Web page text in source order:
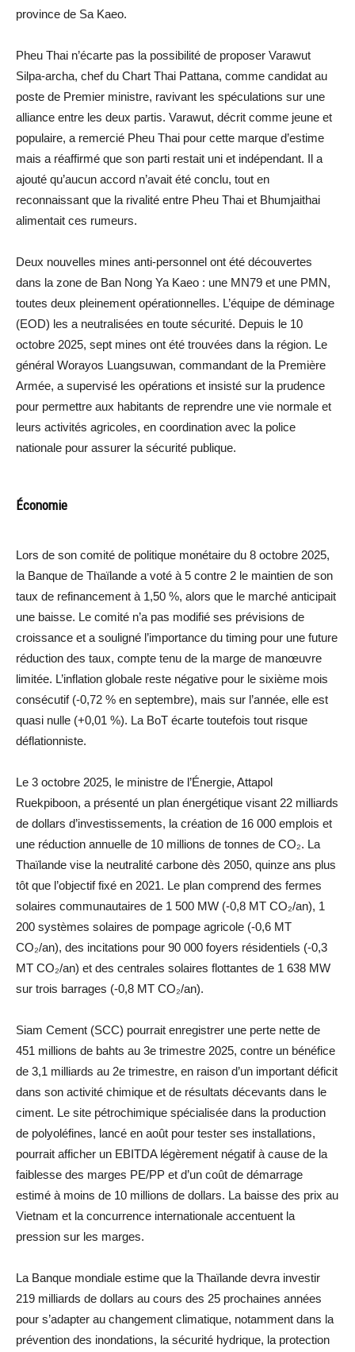
province de Sa Kaeo.
Pheu Thai n’écarte pas la possibilité de proposer Varawut
Silpa-archa, chef du Chart Thai Pattana, comme candidat au
poste de Premier ministre, ravivant les spéculations sur une
alliance entre les deux partis. Varawut, décrit comme jeune et
populaire, a remercié Pheu Thai pour cette marque d’estime
mais a réaffirmé que son parti restait uni et indépendant. Il a
ajouté qu’aucun accord n’avait été conclu, tout en
reconnaissant que la rivalité entre Pheu Thai et Bhumjaithai
alimentait ces rumeurs.
Deux nouvelles mines anti-personnel ont été découvertes
dans la zone de Ban Nong Ya Kaeo : une MN79 et une PMN,
toutes deux pleinement opérationnelles. L’équipe de déminage
(EOD) les a neutralisées en toute sécurité. Depuis le 10
octobre 2025, sept mines ont été trouvées dans la région. Le
général Worayos Luangsuwan, commandant de la Première
Armée, a supervisé les opérations et insisté sur la prudence
pour permettre aux habitants de reprendre une vie normale et
leurs activités agricoles, en coordination avec la police
nationale pour assurer la sécurité publique.
Économie
Lors de son comité de politique monétaire du 8 octobre 2025,
la Banque de Thaïlande a voté à 5 contre 2 le maintien de son
taux de refinancement à 1,50 %, alors que le marché anticipait
une baisse. Le comité n’a pas modifié ses prévisions de
croissance et a souligné l’importance du timing pour une future
réduction des taux, compte tenu de la marge de manœuvre
limitée. L’inflation globale reste négative pour le sixième mois
consécutif (-0,72 % en septembre), mais sur l’année, elle est
quasi nulle (+0,01 %). La BoT écarte toutefois tout risque
déflationniste.
Le 3 octobre 2025, le ministre de l’Énergie, Attapol
Ruekpiboon, a présenté un plan énergétique visant 22 milliards
de dollars d’investissements, la création de 16 000 emplois et
une réduction annuelle de 10 millions de tonnes de CO₂. La
Thaïlande vise la neutralité carbone dès 2050, quinze ans plus
tôt que l’objectif fixé en 2021. Le plan comprend des fermes
solaires communautaires de 1 500 MW (-0,8 MT CO₂/an), 1
200 systèmes solaires de pompage agricole (-0,6 MT
CO₂/an), des incitations pour 90 000 foyers résidentiels (-0,3
MT CO₂/an) et des centrales solaires flottantes de 1 638 MW
sur trois barrages (-0,8 MT CO₂/an).
Siam Cement (SCC) pourrait enregistrer une perte nette de
451 millions de bahts au 3e trimestre 2025, contre un bénéfice
de 3,1 milliards au 2e trimestre, en raison d’un important déficit
dans son activité chimique et de résultats décevants dans le
ciment. Le site pétrochimique spécialisée dans la production
de polyoléfines, lancé en août pour tester ses installations,
pourrait afficher un EBITDA légèrement négatif à cause de la
faiblesse des marges PE/PP et d’un coût de démarrage
estimé à moins de 10 millions de dollars. La baisse des prix au
Vietnam et la concurrence internationale accentuent la
pression sur les marges.
La Banque mondiale estime que la Thaïlande devra investir
219 milliards de dollars au cours des 25 prochaines années
pour s’adapter au changement climatique, notamment dans la
prévention des inondations, la sécurité hydrique, la protection